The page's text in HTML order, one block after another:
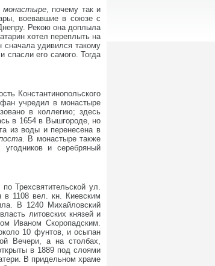
монастыре, почему так и
воевавшие в союзе с
Рекою она доплыла
хотел переплыть на
сначала удивился такому
спасли его самого. Тогда
Константинопольского
учредил в монастыре
в коллегию; здесь
в 1654 в Вышгороде, но
из воды и перенесена в
. В монастыре также
и серебряный
Трехсвятительской ул.
в 1108 вел. кн. Киевским
В 1240 Михайловский
литовских князей и
Иваном Скоропадским.
10 фунтов, и осыпан
Вечери, а на столбах,
в 1889 под слоями
В придельном храме